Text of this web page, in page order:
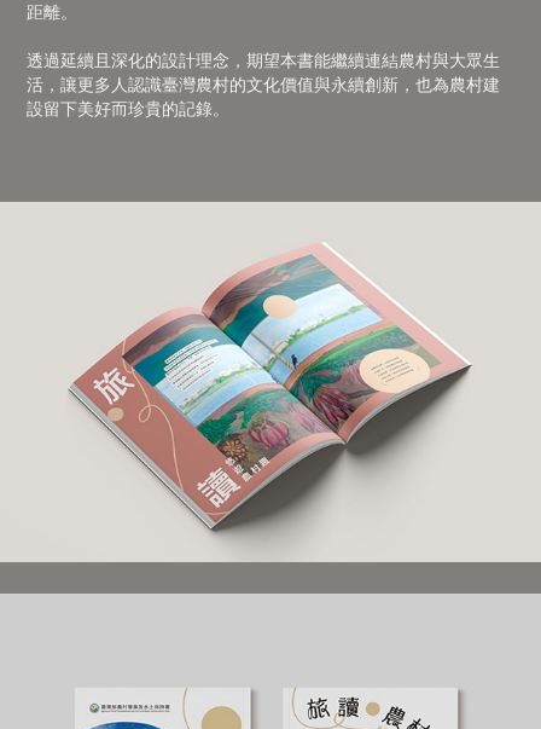
距離。
透過延續且深化的設計理念，期望本書能繼續連結農村與大眾生
活，讓更多人認識臺灣農村的文化價值與永續創新，也為農村建
設留下美好而珍貴的記錄。